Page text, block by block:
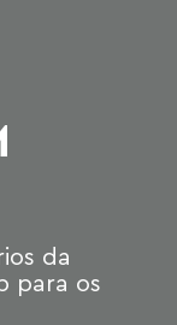
da
para os